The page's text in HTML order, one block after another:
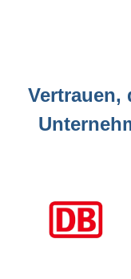
Vertrauen,